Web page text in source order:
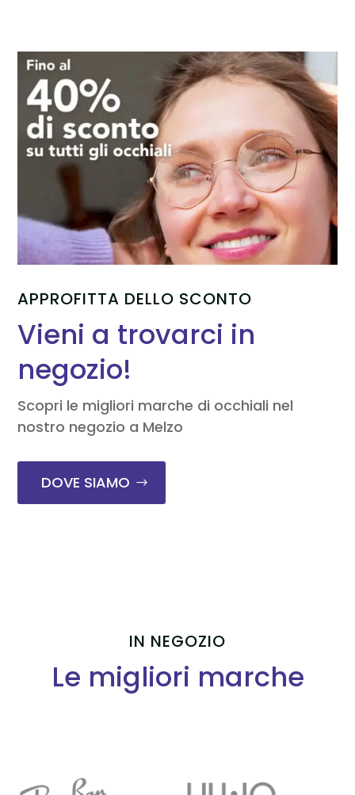
APPROFITTA DELLO SCONTO
Vieni a trovarci in
negozio!
Scopri le migliori marche di occhiali nel
nostro negozio a Melzo
DOVE SIAMO
IN NEGOZIO
Le migliori marche